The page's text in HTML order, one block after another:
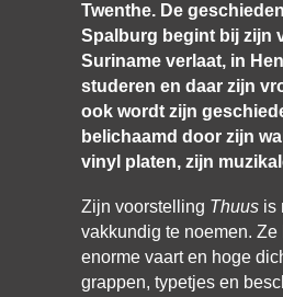
Twenthe. De
Spalburg begint bij zijn
Suriname verlaat, in
studeren en daar zijn
ook wordt zijn
belichaamd door zijn
vinyl platen, zijn
Zijn voorstelling Thuus is
vakkundig te noemen. Ze
enorme vaart en hoge
grappen, typetjes en